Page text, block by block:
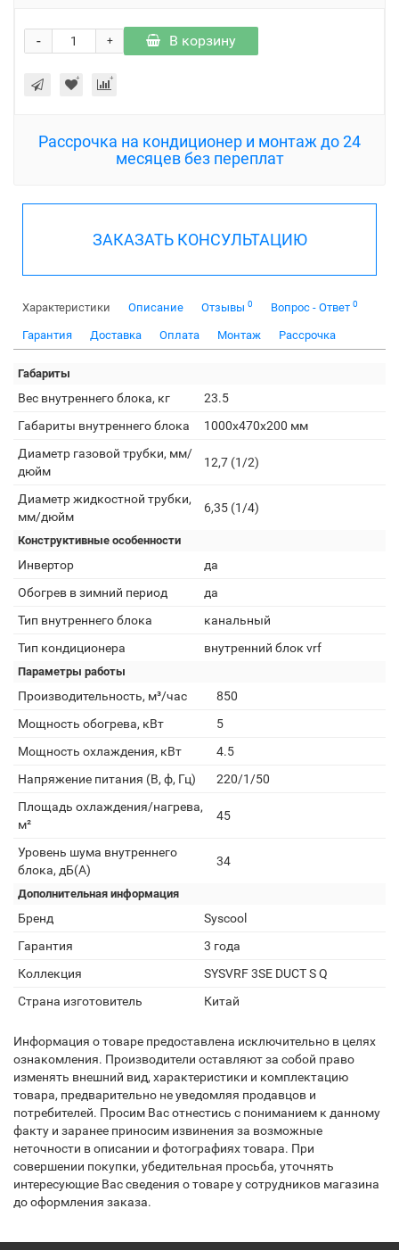
+
- В корзину
Рассрочка на кондиционер и монтаж до 24
месяцев без переплат
ЗАКАЗАТЬ КОНСУЛЬТАЦИЮ
Характеристики Описание Отзывы 0 Вопрос - Ответ 0
Гарантия Доставка Оплата Монтаж Рассрочка
Габариты
Вес внутреннего блока, кг
23.5
Габариты внутреннего блока
1000x470x200 мм
Диаметр газовой трубки, мм/
дюйм
12,7 (1/2)
Диаметр жидкостной трубки,
мм/дюйм
6,35 (1/4)
Конструктивные особенности
Инвертор
да
Обогрев в зимний период
да
Тип внутреннего блока
канальный
Тип кондиционера
внутренний блок vrf
Параметры работы
Производительность, м³/час
850
Мощность обогрева, кВт
5
Мощность охлаждения, кВт
4.5
Напряжение питания (В, ф, Гц)
220/1/50
Площадь охлаждения/нагрева,
м²
45
Уровень шума внутреннего
блока, дБ(А)
34
Дополнительная информация
Бренд
Syscool
Гарантия
3 года
Коллекция
SYSVRF 3SE DUCT S Q
Страна изготовитель
Китай
Информация о товаре предоставлена исключительно в целях
ознакомления. Производители оставляют за собой право
изменять внешний вид, характеристики и комплектацию
товара, предварительно не уведомляя продавцов и
потребителей. Просим Вас отнестись с пониманием к данному
факту и заранее приносим извинения за возможные
неточности в описании и фотографиях товара. При
совершении покупки, убедительная просьба, уточнять
интересующие Вас сведения о товаре у сотрудников магазина
до оформления заказа.